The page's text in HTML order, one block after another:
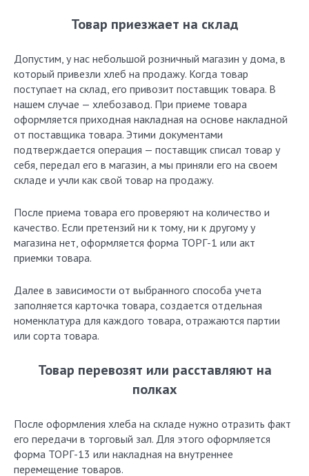
Товар приезжает на склад
Допустим, у нас небольшой розничный магазин у дома, в
который привезли хлеб на продажу. Когда товар
поступает на склад, его привозит поставщик товара. В
нашем случае — хлебозавод. При приеме товара
оформляется приходная накладная на основе накладной
от поставщика товара. Этими документами
подтверждается операция — поставщик списал товар у
себя, передал его в магазин, а мы приняли его на своем
складе и учли как свой товар на продажу.
После приема товара его проверяют на количество и
качество. Если претензий ни к тому, ни к другому у
магазина нет, оформляется форма ТОРГ-1 или акт
приемки товара.
Далее в зависимости от выбранного способа учета
заполняется карточка товара, создается отдельная
номенклатура для каждого товара, отражаются партии
или сорта товара.
Товар перевозят или расставляют на
полках
После оформления хлеба на складе нужно отразить факт
его передачи в торговый зал. Для этого оформляется
форма ТОРГ-13 или накладная на внутреннее
перемещение товаров.